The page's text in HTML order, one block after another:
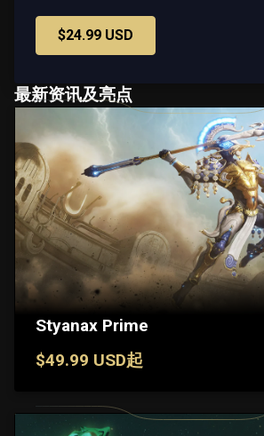
$24.99 USD
最新资讯及亮点
Styanax Prime
$49.99 USD起